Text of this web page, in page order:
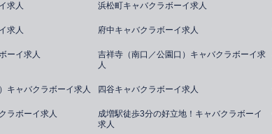
求人 浜松町キャバクラボーイ求人
求人 府中キャバクラボーイ求人
ーイ求人
吉祥寺（南口／公園口）キャバクラボーイ求
人
キャバクラボーイ求人 四谷キャバクラボーイ求人
ラボーイ求人
成増駅徒歩3分の好立地！キャバクラボーイ
求人